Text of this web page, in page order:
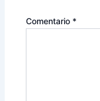
Comentario *